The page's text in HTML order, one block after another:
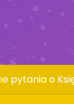
pytania o